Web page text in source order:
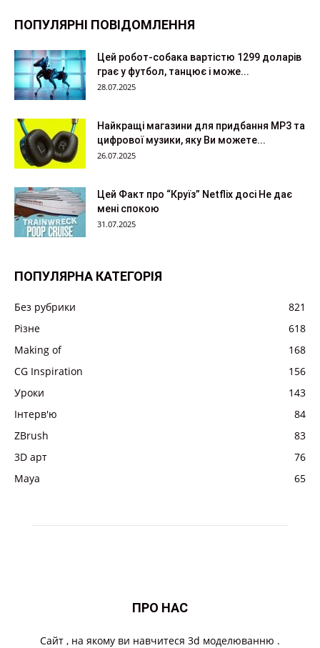
ПОПУЛЯРНІ ПОВІДОМЛЕННЯ
Цей робот-собака вартістю 1299 доларів
грає у футбол, танцює і може...
28.07.2025
Найкращі магазини для придбання MP3 та
цифрової музики, яку Ви можете...
26.07.2025
Цей Факт про “Круїз” Netflix досі Не дає
мені спокою
31.07.2025
ПОПУЛЯРНА КАТЕГОРІЯ
Без рубрики
821
Різне
618
Making of
168
CG Inspiration
156
Уроки
143
Інтерв'ю
84
ZBrush
83
3D арт
76
Maya
65
ПРО НАС
Cайт , на якому ви навчитеся 3d моделюванню .